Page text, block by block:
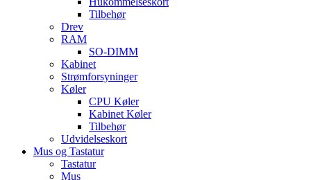
Tilbehør
Drev
RAM
SO-DIMM
Kabinet
Strømforsyninger
Køler
CPU Køler
Kabinet Køler
Tilbehør
Udvidelseskort
Mus og Tastatur
Tastatur
Mus